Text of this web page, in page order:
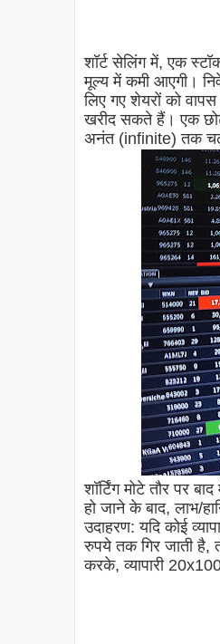
शॉर्ट सेलिंग में, एक
मूल्य में कमी आएगी।
लिए गए शेयरों को
खरीद सकते हैं। एक
अनंत (infinite) तक
शॉर्टिंग मोटे तौर पर
हो जाने के बाद, लाभ/
उदाहरण: यदि कोई
रुपये तक गिर जाती है,
करके, व्यापारी